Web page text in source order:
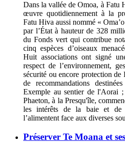
Dans la vallée de Omoa, à Fatu
œuvre quotidiennement à la
Fatu Hiva aussi nommé «
par l’État à hauteur de 328
du Fonds vert qui contribue
cinq espèces d’oiseaux
Huit associations ont signé
respect de l’environnement,
sécurité ou encore protection
de recommandations
Exemple au sentier de l'Aorai
Phaeton, à la Presqu'île,
les intérêts de la baie et
l’alimentent face aux diverses
Préserver Te Moana et